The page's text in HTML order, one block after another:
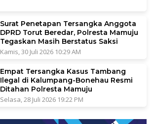
Surat Penetapan Tersangka Anggota
DPRD Torut Beredar, Polresta Mamuju
Tegaskan Masih Berstatus Saksi
Kamis, 30 Juli 2026 10:29 AM
Empat Tersangka Kasus Tambang
Ilegal di Kalumpang-Bonehau Resmi
Ditahan Polresta Mamuju
Selasa, 28 Juli 2026 19:22 PM